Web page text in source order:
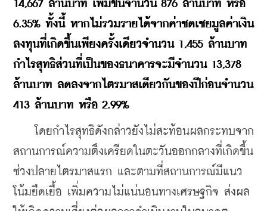
14,667 ล้านบาท เพิ่มขึ้นจำนวน 876 ล้านบาท หรือ
6.35% ทั้งนี้ หากไม่รวมรายได้จากค่าชดเชยมูลค่าเงิน
ลงทุนที่เกิดขึ้นเพียงครั้งเดียวจำนวน 1,455 ล้านบาท
กำไรสุทธิส่วนที่เป็นของธนาคารจะมีจำนวน 13,378
ล้านบาท ลดลงจากไตรมาสเดียวกันของปีก่อนจำนวน
413 ล้านบาท หรือ 2.99%
โดยกำไรสุทธิดังกล่าวยังไม่สะท้อนผลกระทบจาก
สถานการณ์ความตึงเครียดในตะวันออกกลางที่เกิดขึ้น
ช่วงปลายไตรมาสแรก และตามที่สถานการณ์มีแนว
โน้มยืดเยื้อ เพิ่มความไม่แน่นอนทางเศรษฐกิจ ส่งผล